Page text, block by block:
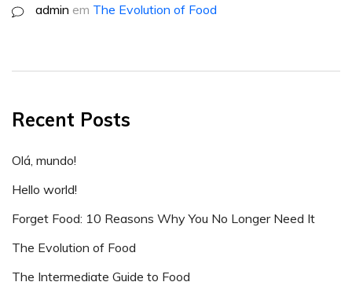
admin em The Evolution of Food
Recent Posts
Olá, mundo!
Hello world!
Forget Food: 10 Reasons Why You No Longer Need It
The Evolution of Food
The Intermediate Guide to Food